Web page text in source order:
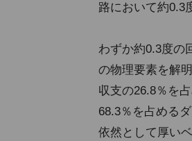
路において約0.3
わずか約0.3度の
の物理要素を解
収支の26.8％を
68.3％を占める
依然として厚い